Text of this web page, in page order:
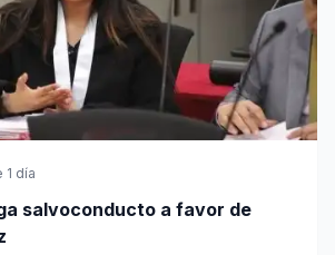
1 día
salvoconducto a favor de